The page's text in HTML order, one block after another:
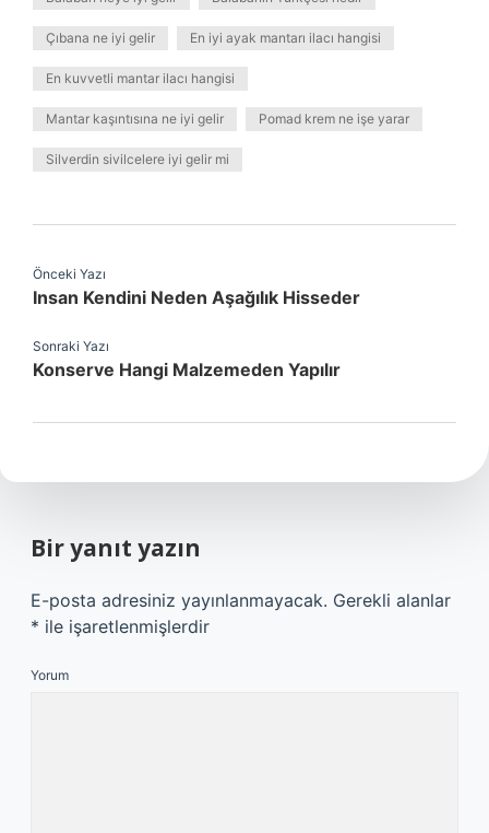
Çıbana ne iyi gelir En iyi ayak mantarı ilacı hangisi
En kuvvetli mantar ilacı hangisi
Mantar kaşıntısına ne iyi gelir Pomad krem ne işe yarar
Silverdin sivilcelere iyi gelir mi
Önceki Yazı
Insan Kendini Neden Aşağılık Hisseder
Sonraki Yazı
Konserve Hangi Malzemeden Yapılır
Bir yanıt yazın
E-posta adresiniz yayınlanmayacak. Gerekli alanlar
* ile işaretlenmişlerdir
Yorum